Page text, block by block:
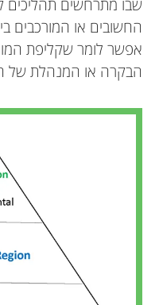
שבו מתרחשים תהליכים
החשובים או המורכבים
אפשר לומר שקליפת
הבקרה או המנהלת של